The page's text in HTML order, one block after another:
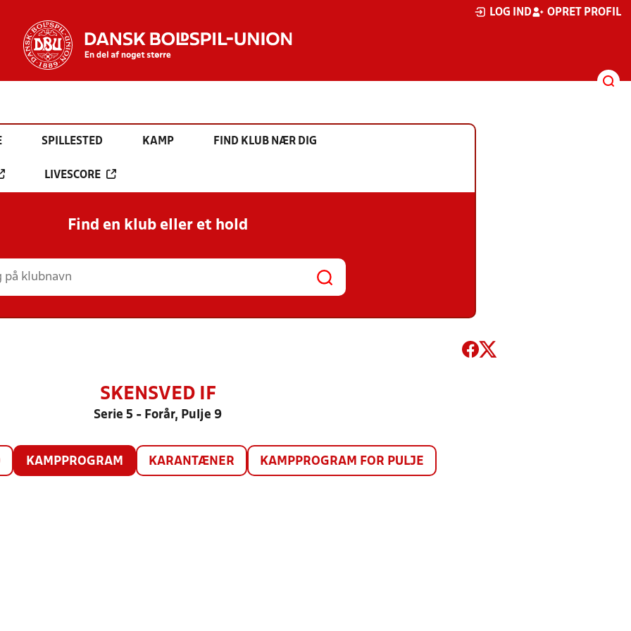
LOG IND OPRET PROFIL
SPILLESTED KAMP FIND KLUB NÆR DIG
LIVESCORE
Find en klub eller et hold
SKENSVED IF
Serie 5 - Forår, Pulje 9
KAMPPROGRAM KARANTÆNER KAMPPROGRAM FOR PULJE